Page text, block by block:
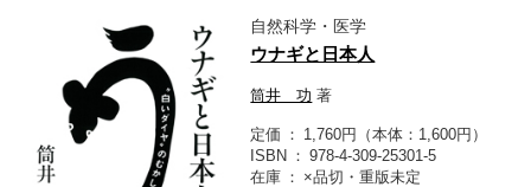
自然科学・医学
ウナギと日本人
筒井 功 著
定価
1,760円（本体：1,600円）
ISBN
978-4-309-25301-5
在庫
×品切・重版未定